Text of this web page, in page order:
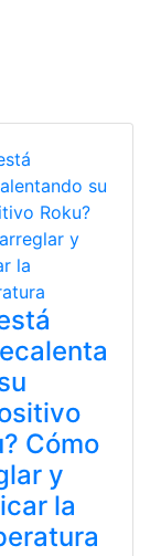
Cómo
y
la